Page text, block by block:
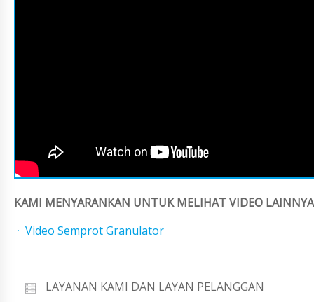
KAMI MENYARANKAN UNTUK MELIHAT VIDEO
Video Semprot Granulator
LAYANAN KAMI DAN LAYAN PELANGGAN